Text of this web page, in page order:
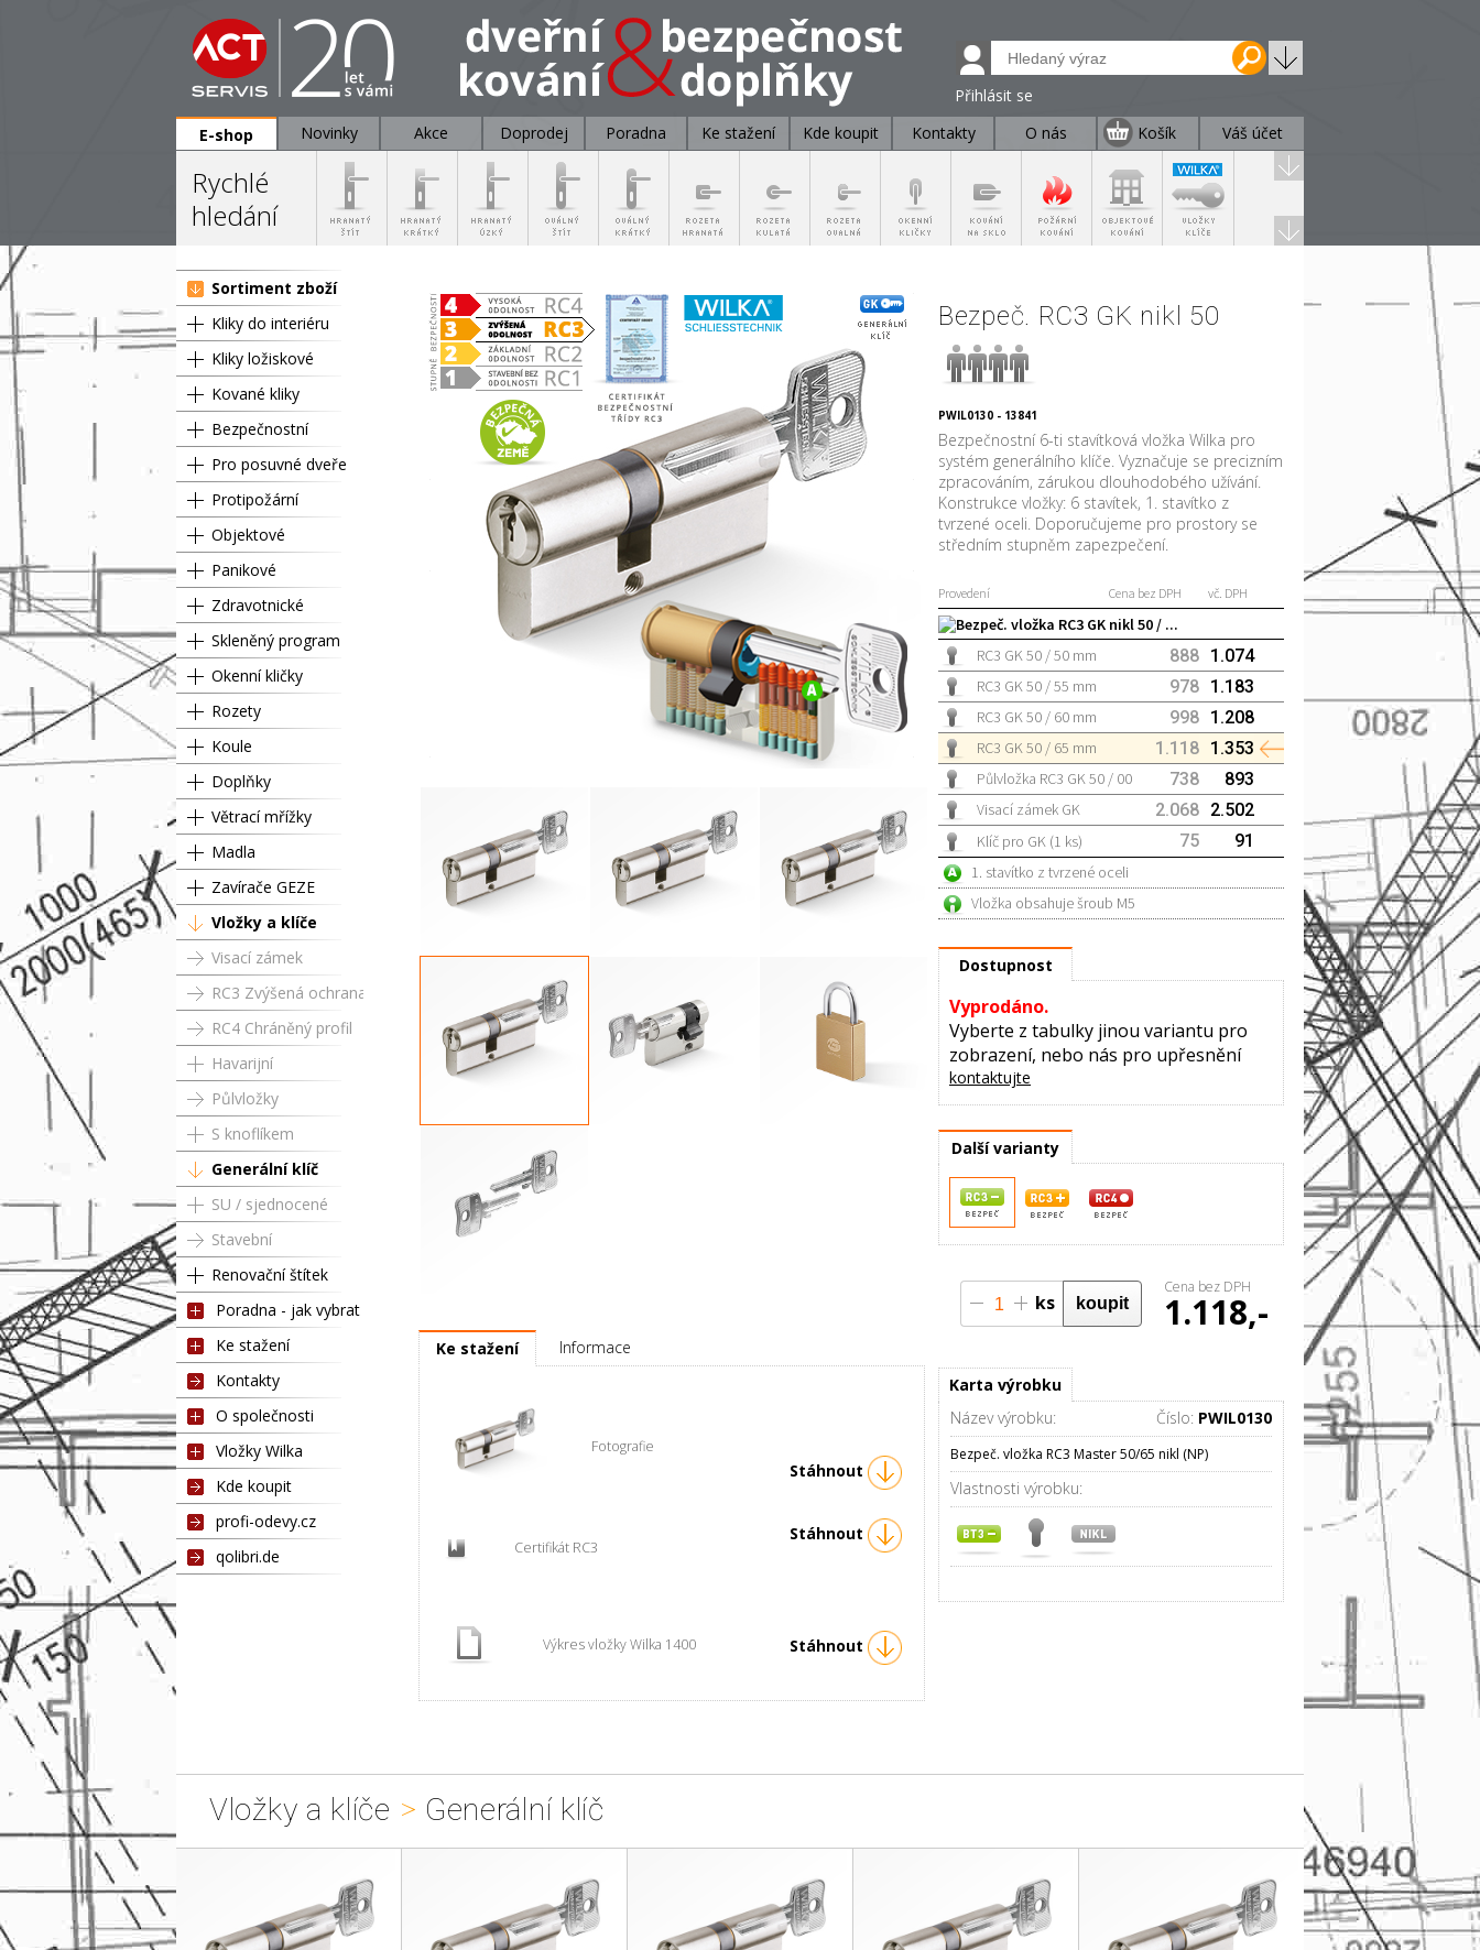
Přihlásit se
E-shop
Novinky Akce Doprodej Poradna Ke stažení Kde koupit Kontakty O nás Košík Váš účet
Rychlé
hledání
Sortiment zboží
Kliky do interiéru
Kliky ložiskové
Kované kliky
Bezpečnostní
Pro posuvné dveře
Protipožární
Objektové
Panikové
Zdravotnické
Skleněný program
Okenní kličky
Rozety
Koule
Doplňky
Větrací mřížky
Madla
Zavírače GEZE
Vložky a klíče
Visací zámek
RC3 Zvýšená ochrana
RC4 Chráněný profil
Havarijní
Půlvložky
S knoflíkem
Generální klíč
SU / sjednocené
Stavební
Renovační štítek
Poradna - jak vybrat
Ke stažení
Kontakty
O společnosti
Vložky Wilka
Kde koupit
profi-odevy.cz
qolibri.de
Bezpeč. RC3 GK nikl 50
PWIL0130 - 13841
Bezpečnostní 6-ti stavítková vložka Wilka pro
systém generálního klíče. Vyznačuje se precizním
zpracováním, zárukou dlouhodobého užívání.
Konstrukce vložky: 6 stavítek, 1. stavítko z
tvrzené oceli. Doporučujeme pro prostory se
středním stupněm zapezpečení.
Provedení Cena bez DPH vč. DPH
Bezpeč. vložka RC3 GK nikl 50 / ...
RC3 GK 50 / 50 mm
888 1.074
RC3 GK 50 / 55 mm 978 1.183
RC3 GK 50 / 60 mm 998 1.208
RC3 GK 50 / 65 mm 1.118 1.353
Půlvložka RC3 GK 50 / 00 738 893
Visací zámek GK 2.068 2.502
Klíč pro GK (1 ks) 75 91
1. stavítko z tvrzené oceli
Vložka obsahuje šroub M5
Dostupnost
Vyprodáno.
Vyberte z tabulky jinou variantu pro
zobrazení, nebo nás pro upřesnění
kontaktujte
Další varianty
ks
Cena bez DPH
1.118,-
Karta výrobku
Název výrobku: Číslo: PWIL0130
Bezpeč. vložka RC3 Master 50/65 nikl (NP)
Vlastnosti výrobku:
Ke stažení Informace
Fotografie
Stáhnout
Certifikát RC3
Stáhnout
Výkres vložky Wilka 1400 Stáhnout
Vložky a klíče > Generální klíč